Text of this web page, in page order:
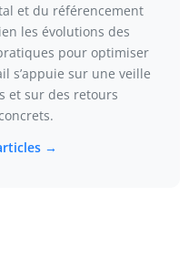
et du référencement
les évolutions des
pour optimiser
s’appuie sur une veille
et sur des retours
→